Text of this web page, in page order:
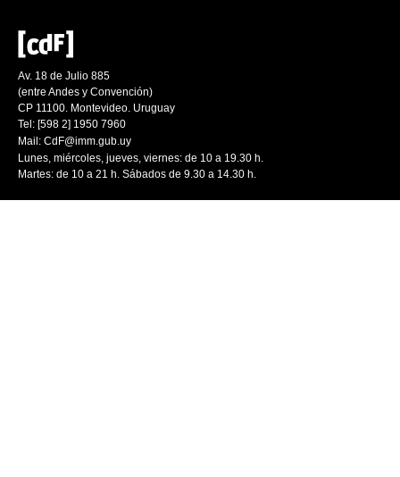
Av. 18 de Julio 885
(entre Andes y Convención)
CP 11100. Montevideo. Uruguay
Tel: [598 2] 1950 7960
Mail: CdF@imm.gub.uy
Lunes, miércoles, jueves, viernes: de 10 a 19.30 h.
Martes: de 10 a 21 h. Sábados de 9.30 a 14.30 h.